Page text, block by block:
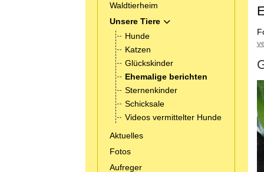
Waldtierheim
Unsere Tiere
Hunde
Katzen
Glückskinder
Ehemalige berichten
Sternenkinder
Schicksale
Videos vermittelter Hunde
Aktuelles
Fotos
Aufreger